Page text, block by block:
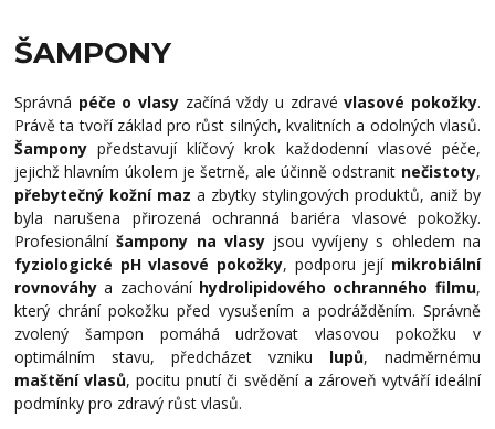
ŠAMPONY
Správná péče o vlasy začíná vždy u zdravévlasové pokožky.
Právě ta tvoří základ pro růst silných, kvalitních a odolných vlasů.
Šampony představují klíčový krok každodenní vlasové péče,
jejichž hlavním úkolem je šetrně, ale účinně odstranit nečistoty,
přebytečný kožní maz a zbytky stylingových produktů, aniž by
byla narušena přirozená ochranná bariéra vlasové pokožky.
Profesionálníšampony na vlasyjsou vyvíjeny s ohledem na
fyziologické pH vlasové pokožky, podporu její mikrobiální
rovnováhy a zachování hydrolipidového ochranného filmu,
který chrání pokožku před vysušením a podrážděním. Správně
zvolený šampon pomáhá udržovat vlasovou pokožku v
optimálním stavu, předcházet vzniku lupů, nadměrnému
maštění vlasů, pocitu pnutí či svědění a zároveň vytváří ideální
podmínky pro zdravý růst vlasů.